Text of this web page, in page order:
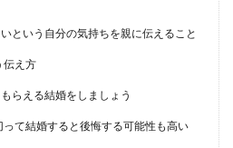
花嫁さんへアドバイス
ダルメイクはプロにお願いするのではなく
プ...
という自分の気持ちを親に伝えること
伝え方
らえる結婚をしましょう
って結婚すると後悔する可能性も高い